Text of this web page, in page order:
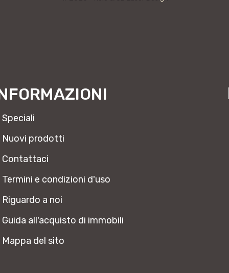
Speciali
Nuovi prodotti
Contattaci
Termini e condizioni d'uso
Riguardo a noi
Guida all'acquisto di immobili
Mappa del sito